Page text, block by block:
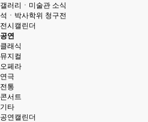
김소정•홍우진 2인전 《모래 가득
강민서·송이현진 2인전 《
권민철 개인전 《완벽한 날씨(The
6인의 그룹전 《뉴홉》 개최
김보경, 서민정 2인전 《두 개의 달
성서 개인전 《Frozenism: The
우창훈 개인전 《형상과 중첩》
갤러리ㆍ미술관 소식
석ㆍ박사학위 청구전
전시캘린더
공연
클래식
뮤지컬
오페라
연극
전통
콘서트
기타
공연캘린더